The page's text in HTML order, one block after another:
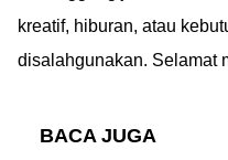
kreatif, hiburan, atau
disalahgunakan. Selamat
BACA JUGA